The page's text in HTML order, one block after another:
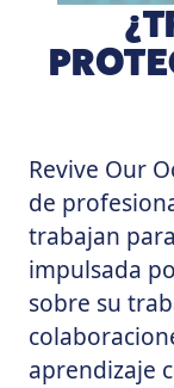
Revive Our
de
trabajan
impulsada
sobre su
aprendizaje